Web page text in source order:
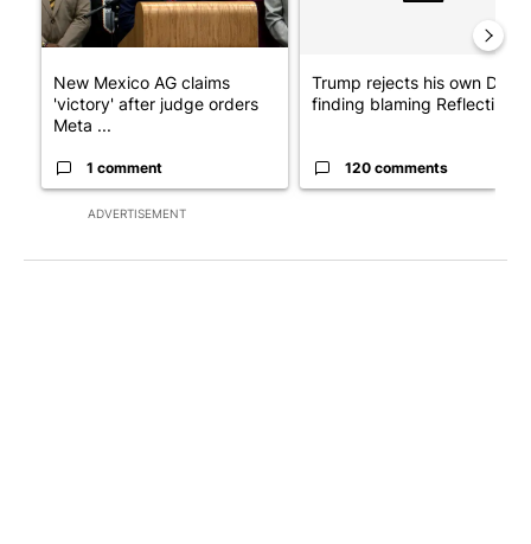
ADVERTISEMENT
New Mexico AG claims
'victory' after judge orders
Meta ...
1 comment
Trump rejects his own DOJ’s
finding blaming Reflecting
120 comments